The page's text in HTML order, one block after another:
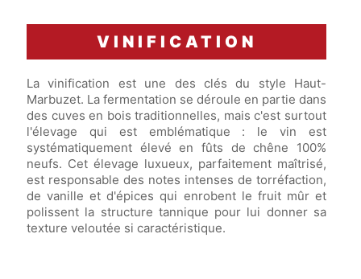
VINIFICATION
La vinification est une des clés du style Haut-
Marbuzet. La fermentation se déroule en partie dans
des cuves en bois traditionnelles, mais c'est surtout
l'élevage qui est emblématique : le vin est
systématiquement élevé en fûts de chêne 100%
neufs. Cet élevage luxueux, parfaitement maîtrisé,
est responsable des notes intenses de torréfaction,
de vanille et d'épices qui enrobent le fruit mûr et
polissent la structure tannique pour lui donner sa
texture veloutée si caractéristique.